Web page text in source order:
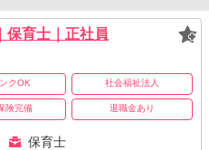
保育士｜正社員
クOK 社会福祉法人
険完備 退職金あり
保育士